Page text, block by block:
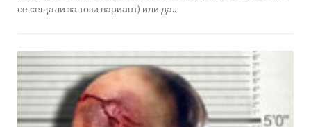
се сещали за този вариант) или да..